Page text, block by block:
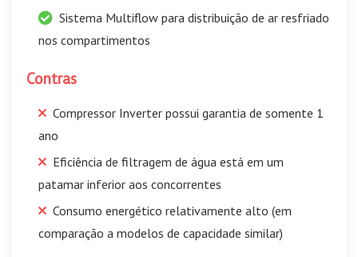
Sistema Multiflow para distribuição de ar resfriado
nos compartimentos
Contras
Compressor Inverter possui garantia de somente 1
ano
Eficiência de filtragem de água está em um
patamar inferior aos concorrentes
Consumo energético relativamente alto (em
comparação a modelos de capacidade similar)